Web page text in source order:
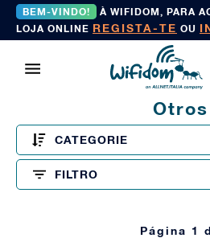
BEM-VINDO!
À WIFIDOM, PARA
LOJA ONLINE REGISTA-TE OU
Otros
CATEGORIE
FILTRO
Página 1